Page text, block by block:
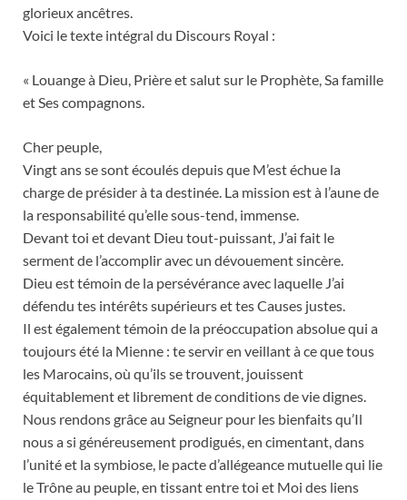
glorieux ancêtres.
Voici le texte intégral du Discours Royal :
« Louange à Dieu, Prière et salut sur le Prophète, Sa famille
et Ses compagnons.
Cher peuple,
Vingt ans se sont écoulés depuis que M’est échue la
charge de présider à ta destinée. La mission est à l’aune de
la responsabilité qu’elle sous-tend, immense.
Devant toi et devant Dieu tout-puissant, J’ai fait le
serment de l’accomplir avec un dévouement sincère.
Dieu est témoin de la persévérance avec laquelle J’ai
défendu tes intérêts supérieurs et tes Causes justes.
Il est également témoin de la préoccupation absolue qui a
toujours été la Mienne : te servir en veillant à ce que tous
les Marocains, où qu’ils se trouvent, jouissent
équitablement et librement de conditions de vie dignes.
Nous rendons grâce au Seigneur pour les bienfaits qu’Il
nous a si généreusement prodigués, en cimentant, dans
l’unité et la symbiose, le pacte d’allégeance mutuelle qui lie
le Trône au peuple, en tissant entre toi et Moi des liens